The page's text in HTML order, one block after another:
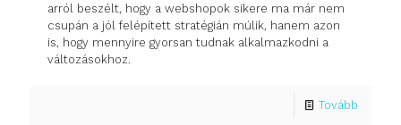
arról beszélt, hogy a webshopok sikere ma már nem
csupán a jól felépített stratégián múlik, hanem azon
is, hogy mennyire gyorsan tudnak alkalmazkodni a
változásokhoz.
Tovább